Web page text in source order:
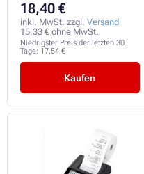
18,40 €
inkl. MwSt. zzgl. Versand
15,33 € ohne MwSt.
Niedrigster Preis der letzten 30
Tage: 17,54 €
Kaufen